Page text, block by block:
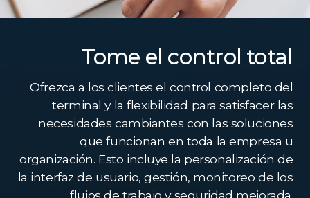
Tome el control total
Ofrezca a los clientes el control completo del
terminal y la flexibilidad para satisfacer las
necesidades cambiantes con las soluciones
que funcionan en toda la empresa u
organización. Esto incluye la personalización de
la interfaz de usuario, gestión, monitoreo de los
flujos de trabajo y seguridad mejorada.